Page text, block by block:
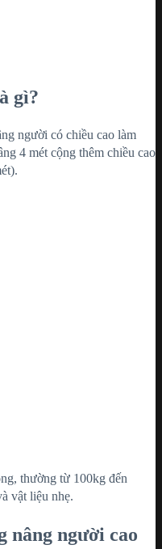
gì?
người có chiều cao làm
4 mét cộng thêm chiều cao
thường từ 100kg đến
vật liệu nhẹ.
nâng người cao